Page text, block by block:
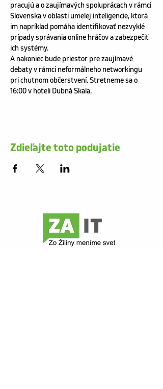
pracujú a o zaujímavých spoluprácach v rámci
Slovenska v oblasti umelej inteligencie, ktorá
im napríklad pomáha identifikovať nezvyklé
prípady správania online hráčov a zabezpečiť
ich systémy.
A nakoniec bude priestor pre zaujímavé
debaty v rámci neformálneho networkingu
pri chutnom občerstvení. Stretneme sa o
16:00 v hoteli Dubná Skala.
Zdieľajte toto podujatie